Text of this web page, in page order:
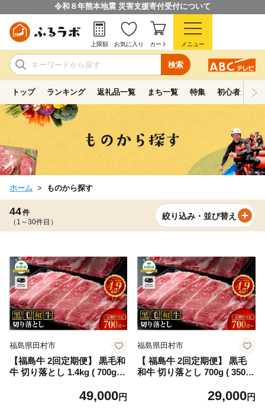
令和８年熊本地震 災害支援寄付受付について
検索
上限額 お気に入り カート メニュー
トップ ランキング 返礼品一覧 まち一覧 特集 初心者ガイド
ホーム ものから探す
44件
（1～30件目）
絞り込み・並び替え
福島県田村市
【福島牛 2回定期便】 黒毛和
牛 切り落とし 1.4kg ( 700g ×
焼肉 お弁当 おかず 贈答 ギフ
49,000円
福島県田村市
【 福島牛 2回定期便】 黒毛
和牛 切り落とし 700g ( 350g
焼肉 お弁当 おかず 旨味 贈答
29,000円